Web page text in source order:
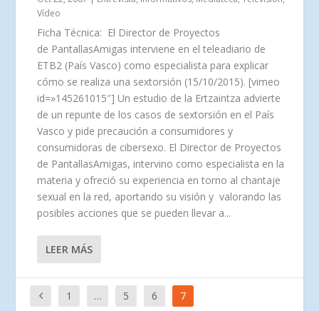
Vídeo
Ficha Técnica: El Director de Proyectos
de PantallasAmigas interviene en el teleadiario de
ETB2 (País Vasco) como especialista para explicar
cómo se realiza una sextorsión (15/10/2015). [vimeo
id=»145261015″] Un estudio de la Ertzaintza advierte
de un repunte de los casos de sextorsión en el País
Vasco y pide precaución a consumidores y
consumidoras de cibersexo. El Director de Proyectos
de PantallasAmigas, intervino como especialista en la
materia y ofreció su experiencia en torno al chantaje
sexual en la red, aportando su visión y valorando las
posibles acciones que se pueden llevar a...
LEER MÁS
1 … 5 6 7